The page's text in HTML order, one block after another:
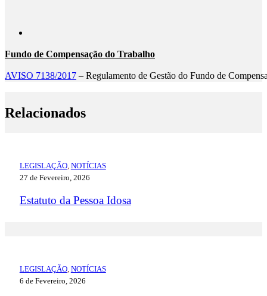
Fundo de Compensação do Trabalho
AVISO 7138/2017 – Regulamento de Gestão do Fundo de
Relacionados
LEGISLAÇÃO, NOTÍCIAS
27 de Fevereiro, 2026
Estatuto da Pessoa Idosa
LEGISLAÇÃO, NOTÍCIAS
6 de Fevereiro, 2026